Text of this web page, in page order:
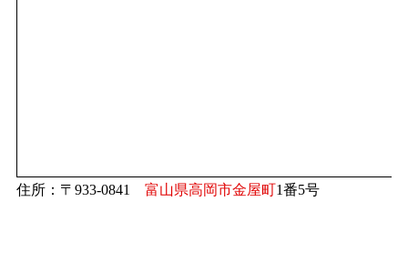
住所：〒933-0841 富山県高岡市金屋町1番5号